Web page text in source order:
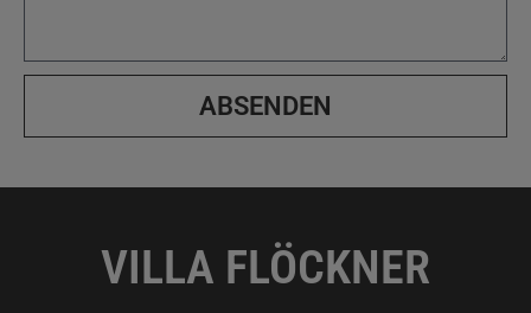
ABSENDEN
VILLA FLÖCKNER